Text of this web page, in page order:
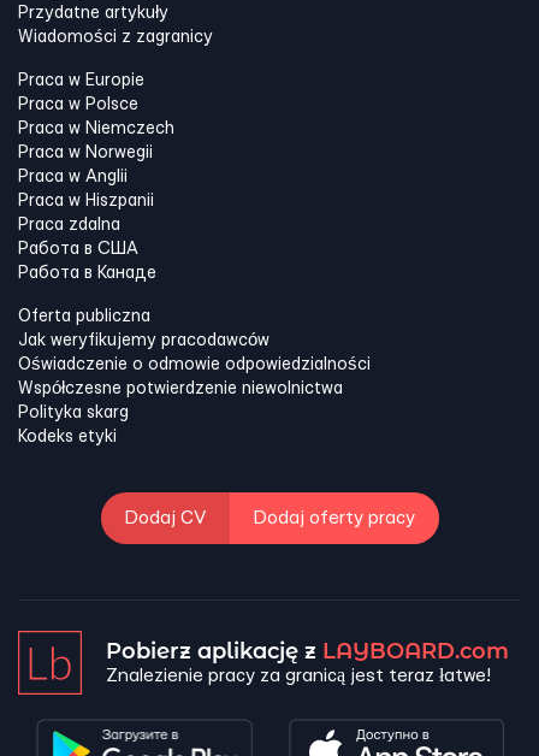
Przydatne artykuły
Wiadomości z zagranicy
Praca w Europie
Praca w Polsce
Praca w Niemczech
Praca w Norwegii
Praca w Anglii
Praca w Hiszpanii
Praca zdalna
Работа в США
Работа в Канадe
Oferta publiczna
Jak weryfikujemy pracodawców
Oświadczenie o odmowie odpowiedzialności
Współczesne potwierdzenie niewolnictwa
Polityka skarg
Kodeks etyki
Dodaj CV Dodaj oferty pracy
Pobierz aplikację z LAYBOARD.com
Znalezienie pracy za granicą jest teraz łatwe!